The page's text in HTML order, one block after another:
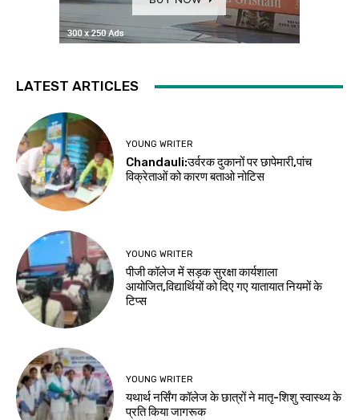
LATEST ARTICLES
YOUNG WRITER
Chandauli:उर्वरक दुकानों पर छापेमारी,पांच
विक्रेताओं को कारण बताओ नोटिस
YOUNG WRITER
पीजी कॉलेज में सड़क सुरक्षा कार्यशाला
आयोजित,विद्यार्थियों को दिए गए यातायात नियमों के
टिप्स
YOUNG WRITER
यथार्थ नर्सिंग कॉलेज के छात्रों ने मातृ-शिशु स्वास्थ्य के
प्रति किया जागरूक